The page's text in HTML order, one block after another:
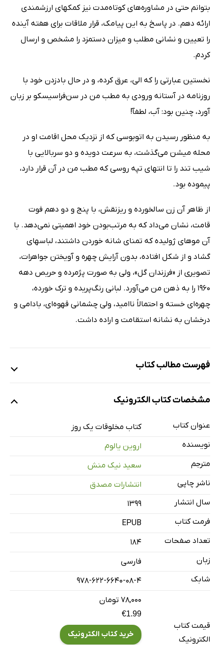
بتوانم حتى در مشاوره‌هاى کوتاه‌مدت نیز کمکهاى ارزشمندى
ارائه دهم. در پاسخ به این پیامک، قرار ملاقات براى هفته آینده
را تعیین و نشانى مطلب و میزان دستمزد را مشخص و ارسال
کردم.
نخستین عبارتى را که الى، عرق کرده، و در حال بادزدن خود با
روزنامه در آستانه ورودى به مطب من در سن‌فراسیسکو بر زبان
آورد، چنین بود: آب، لطفآ!
به منظور رسیدن به اتوبوسى که از نزدیک محل اقامت او در
محله میشن مى‌گذشت، به سرعت دویده و دو سربالایى با
شیب تند را تا انتهاى تپه روسى که مطب من در آن قرار دارد،
پیموده بود.
از ظاهر آن زن سالخورده و ریزنقش، با پنج و دو دهم فوت
قامت، نشان مى‌داد که به مرتب‌بودن خود اهمیتى نمى‌دهد. با
آن موهاى ژولیده که تمناى شانه خوردن داشتند، لباسهاى
گشاد و از شکل افتاده، بدون آرایش چهره و آویختن جواهرات،
تصویرى از «فرزندان گل»، ولى به صورت پژمرده و حریص دهه
1960 را به ذهن من مى‌آورد. لبانى رنگ‌پریده و ترک خورده،
چهره‌اى خسته و احتمالاً ناامید، ولى چشمانى قهوه‌اى، بادامى و
درخشان به نشانه استقامت و اراده داشت.
فهرست مطالب کتاب
6- وجه تمایز خود را با فرزندان، نشان دهید
7- آرزوى دارابودن گذشته بهتر را از ذهن بران
8- به بیمارى مهلک لعنتى خودتان توجه کنید: کرنش در برابر
«الى»
پیوست
مشخصات کتاب الکترونیک
عنوان کتاب
کتاب مخلوقات یک روز
نویسنده
اروین یالوم
مترجم
سعید نیک منش
ناشر چاپی
انتشارات مصدق
سال انتشار
۱۳۹۹
فرمت کتاب
EPUB
تعداد صفحات
184
زبان
فارسی
شابک
978-622-6640-08-4
قیمت کتاب
الکترونیک
۷۸,۰۰۰ تومان
€1.99
خرید کتاب الکترونیک